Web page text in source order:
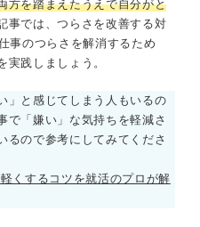
方を踏まえたうえで自分がと
事では、つらさを改善する対
事のつらさを解消するため
実践しましょう。
」と感じてしまう人もいるの
で「嫌い」な気持ちを軽減さ
るので参考にしてみてくださ
くするコツを就活のプロが解